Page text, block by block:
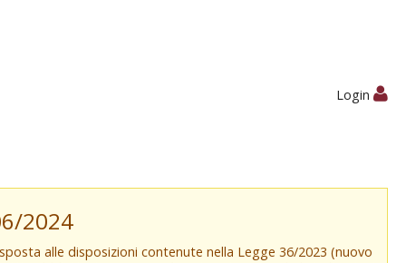
Login
2024
alle disposizioni contenute nella Legge 36/2023 (nuovo